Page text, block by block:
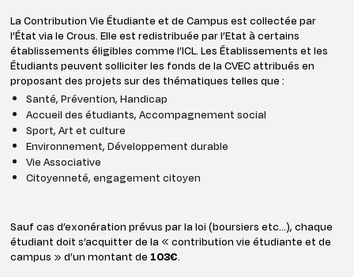
La Contribution Vie Étudiante et de Campus est collectée par
l’État via le Crous. Elle est redistribuée par l’Etat à certains
établissements éligibles comme l’ICL. Les Établissements et les
Étudiants peuvent solliciter les fonds de la CVEC attribués en
proposant des projets sur des thématiques telles que :
Santé, Prévention, Handicap
Accueil des étudiants, Accompagnement social
Sport, Art et culture
Environnement, Développement durable
Vie Associative
Citoyenneté, engagement citoyen
Sauf cas d’exonération prévus par la loi (boursiers etc...), chaque
étudiant doit s’acquitter de la « contribution vie étudiante et de
campus » d’un montant de103€